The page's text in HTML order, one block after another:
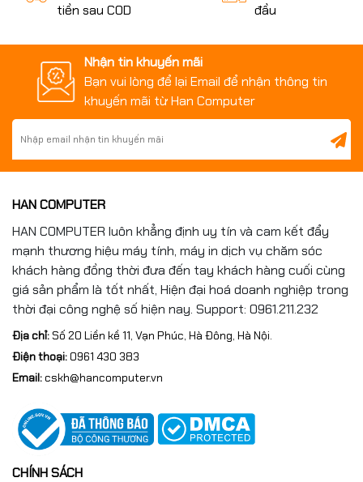
Miếng dán từ tính
Keycap ROG
Thước PCB
Sách hướng dẫn & phụ kiện tặng kèm
Mọi chi tiết đều được ASUS hoàn thiện tỉ mỉ, thể hiện
sự đầu tư cho người dùng cao cấp.
🛠️Tối ưu toàn diện với
phần mềm ASUS GPU
Người dùng có thể:
Theo dõi hiệu suất GPU theo thời gian thực
tiền sau COD
đầu
Nhận tin khuyến mãi
Bạn vui lòng để lại Email để nhận thông tin
khuyến mãi từ Han Computer
HAN COMPUTER
HAN COMPUTER luôn khẳng định uy tín và cam kết đẩy
mạnh thương hiệu máy tính, máy in dịch vụ chăm sóc
khách hàng đồng thời đưa đến tay khách hàng cuối cùng
giá sản phẩm là tốt nhất, Hiện đại hoá doanh nghiệp trong
thời đại công nghệ số hiện nay. Support: 0961.211.232
Địa chỉ:Số 20 Liền kề 11, Vạn Phúc, Hà Đông, Hà Nội.
Điện thoại:0961 430 383
Email:cskh@hancomputer.vn
CHÍNH SÁCH